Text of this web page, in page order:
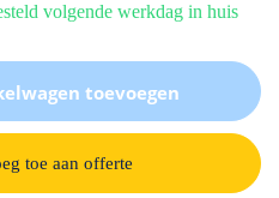
volgende werkdag in huis
toevoegen
toe aan offerte